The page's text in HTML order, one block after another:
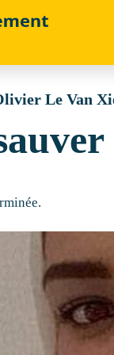
Le Van